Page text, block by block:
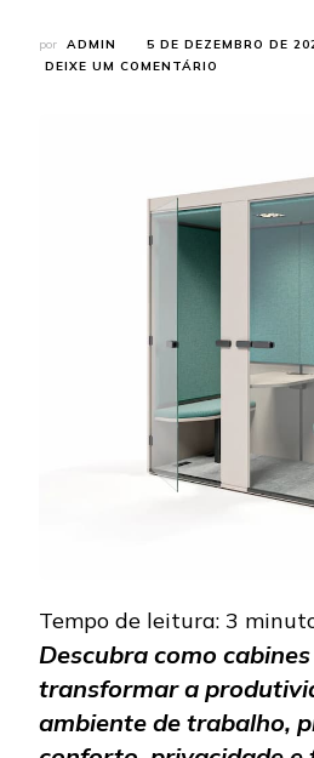
por ADMIN
5 DE DEZEMBRO DE
DEIXE UM COMENTÁRIO
EM
Tempo de leitura: 3
Descubra como
transformar a
ambiente de trabalho,